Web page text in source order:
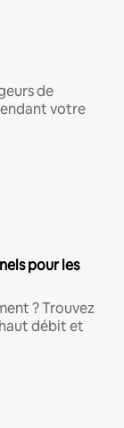
de
votre
pour les
? Trouvez
débit et